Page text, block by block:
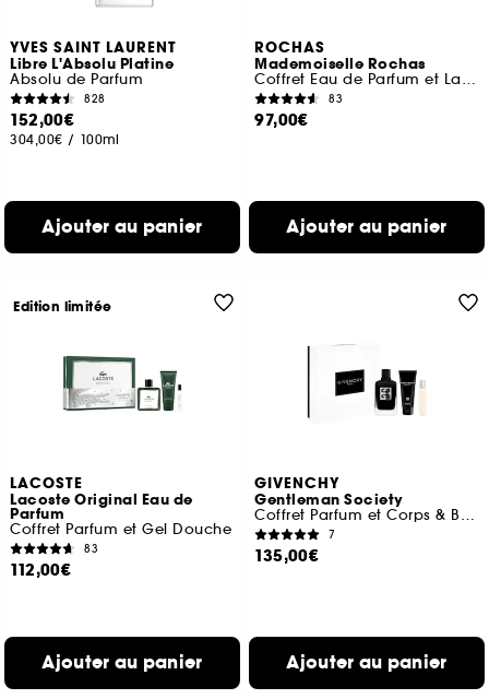
YVES SAINT LAURENT
Libre L'Absolu Platine
Absolu de Parfum
828
152,00€
304,00€ / 100ml
Ajouter au panier
ROCHAS
Mademoiselle Rochas
Coffret Eau de Parfum et Lait Corps
83
97,00€
Ajouter au panier
LACOSTE
Lacoste Original Eau de
Parfum
Coffret Parfum et Gel Douche
83
112,00€
Ajouter au panier
Edition limitée
GIVENCHY
Gentleman Society
Coffret Parfum et Corps & Bain
7
135,00€
Ajouter au panier